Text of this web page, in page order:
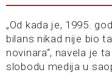
„Od kada je, 1995.
bilans nikad nije bio
novinara“, navela je
slobodu medija u